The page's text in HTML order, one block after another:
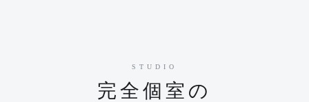
STUDIO
完全個室の